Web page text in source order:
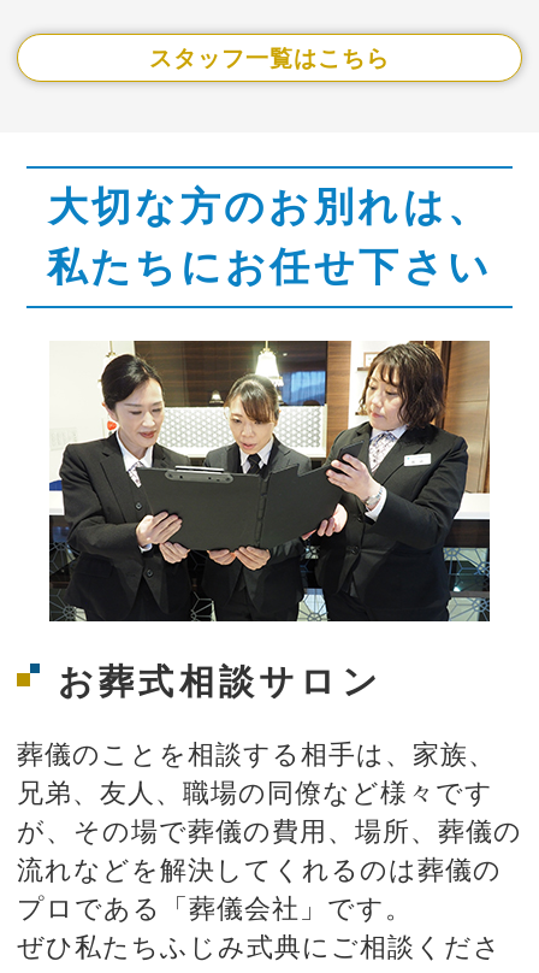
スタッフ一覧はこちら
大切な方のお別れは、
私たちにお任せ下さい
お葬式相談サロン
葬儀のことを相談する相手は、家族、
兄弟、友人、職場の同僚など様々です
が、その場で葬儀の費用、場所、葬儀の
流れなどを解決してくれるのは葬儀の
プロである「葬儀会社」です。
ぜひ私たちふじみ式典にご相談くださ